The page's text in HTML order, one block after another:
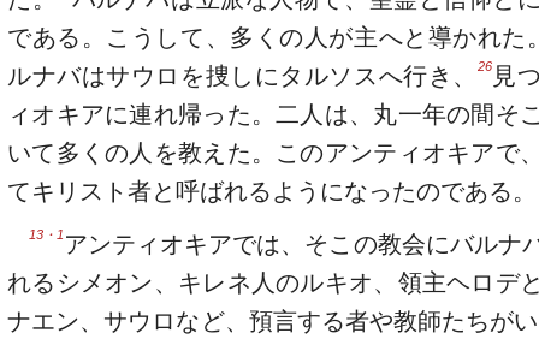
である。こうして、多くの人が主へと導かれた
ルナバはサウロを捜しにタルソスへ行き、
26見
ィオキアに連れ帰った。二人は、丸一年の間そ
いて多くの人を教えた。このアンティオキアで
てキリスト者と呼ばれるようになったのである。
13・1 アンティオキアでは、そこの教会にバルナ
れるシメオン、キレネ人のルキオ、領主ヘロデ
ナエン、サウロなど、預言する者や教師たちが